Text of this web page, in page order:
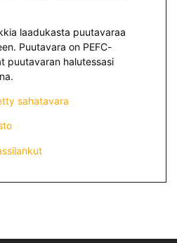
laadukasta puutavaraa
Puutavara on PEFC-
puutavaran halutessasi
sahatavara